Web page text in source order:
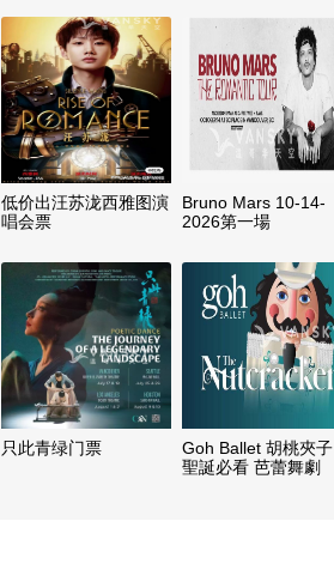
低价出汪苏泷西雅图演
唱会票
Bruno Mars 10-14-
2026第一場
只此青绿门票
Goh Ballet 胡桃夾子
聖誕必看 芭蕾舞劇